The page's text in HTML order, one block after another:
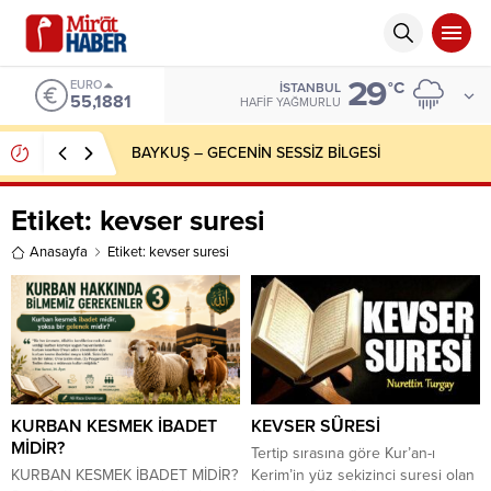
EURO
55,1881
İSTANBUL
HAFIF YAĞMURLU 29°C
BAYKUŞ – GECENİN SESSİZ BİLGESİ
Etiket: kevser suresi
Anasayfa Etiket: kevser suresi
KURBAN KESMEK İBADET
MİDİR?
KURBAN KESMEK İBADET MİDİR?
KEVSER SÛRESİ
Tertip sırasına göre Kur’an-ı
Kerim’in yüz sekizinci suresi olan